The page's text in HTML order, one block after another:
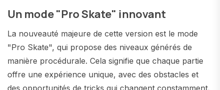
Un mode "Pro Skate" innovant
La nouveauté majeure de cette version est le mode
"Pro Skate", qui propose des niveaux générés de
manière procédurale. Cela signifie que chaque partie
offre une expérience unique, avec des obstacles et
des opportunités de tricks qui changent constamment.